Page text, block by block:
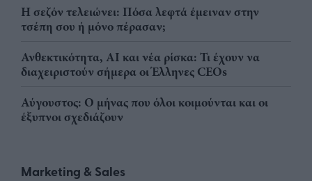
Η σεζόν τελειώνει: Πόσα λεφτά έμειναν στην
τσέπη σου ή μόνο πέρασαν;
Ανθεκτικότητα, AI και νέα ρίσκα: Τι έχουν να
διαχειριστούν σήμερα οι Έλληνες CEOs
Αύγουστος: Ο μήνας που όλοι κοιμούνται και οι
έξυπνοι σχεδιάζουν
Marketing & Sales